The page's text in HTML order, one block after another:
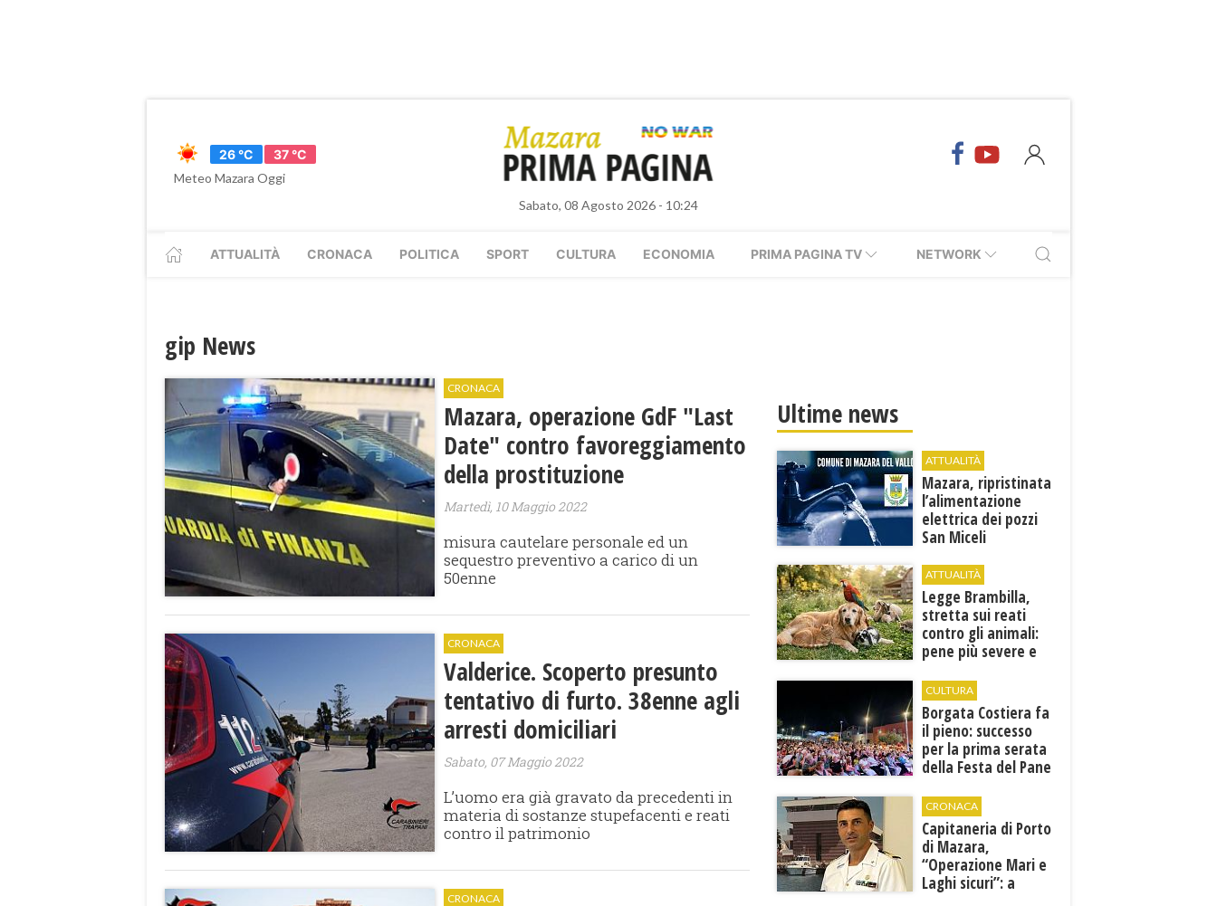
26 °C
37 °C
Meteo Mazara Oggi
Sabato, 08 Agosto 2026 - 10:24
ATTUALITÀ CRONACA POLITICA SPORT CULTURA ECONOMIA PRIMA PAGINA TV NETWORK
gip News
CRONACA
Mazara, operazione GdF "Last
Date" contro favoreggiamento
della prostituzione
Martedì, 10 Maggio 2022
misura cautelare personale ed un
sequestro preventivo a carico di un
50enne
CRONACA
Valderice. Scoperto presunto
tentativo di furto. 38enne agli
arresti domiciliari
Sabato, 07 Maggio 2022
L’uomo era già gravato da precedenti in
materia di sostanze stupefacenti e reati
contro il patrimonio
CRONACA
Ultime news
ATTUALITÀ
Mazara, ripristinata
l’alimentazione
elettrica dei pozzi
San Miceli
ATTUALITÀ
Legge Brambilla,
stretta sui reati
contro gli animali:
pene più severe e
CULTURA
​Borgata Costiera fa
il pieno: successo
per la prima serata
della Festa del Pane
CRONACA
Capitaneria di Porto
di Mazara,
“Operazione Mari e
Laghi sicuri”: a